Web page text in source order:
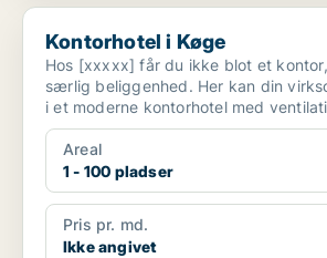
Kontorhotel i Køge
Kontorhotel i Køge
Hos [xxxxx] får du ikke blot et
særlig beliggenhed. Her kan din
i et moderne kontorhotel med
Areal
1 - 100 pladser
Pris pr. md.
Ikke angivet